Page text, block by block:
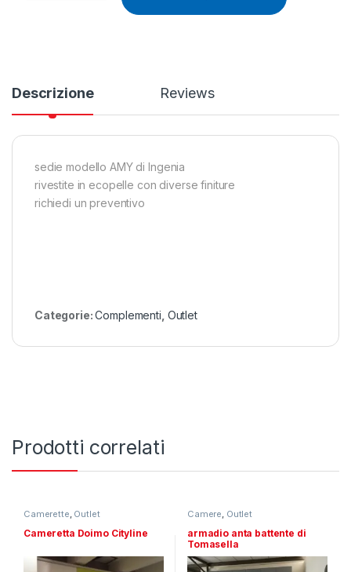
Descrizione Reviews
sedie modello AMY di Ingenia
rivestite in ecopelle con diverse finiture
richiedi un preventivo
Categorie:Complementi Outlet
Prodotti correlati
Camerette, Outlet
Cameretta Doimo Cityline
Camere, Outlet
armadio anta battente di
Tomasella